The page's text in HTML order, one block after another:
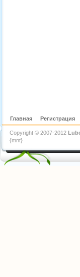
Главная Регистрация
Copyright © 2007-2012
{mnt}